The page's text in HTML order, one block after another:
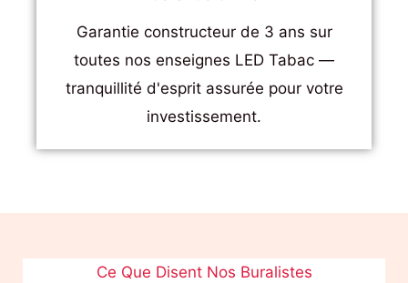
Garantie constructeur de 3 ans sur
toutes nos enseignes LED Tabac —
tranquillité d'esprit assurée pour votre
investissement.
Ce Que Disent Nos Buralistes